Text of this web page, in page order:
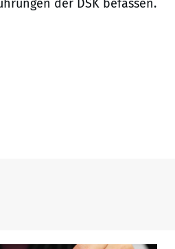
der DSK befassen.